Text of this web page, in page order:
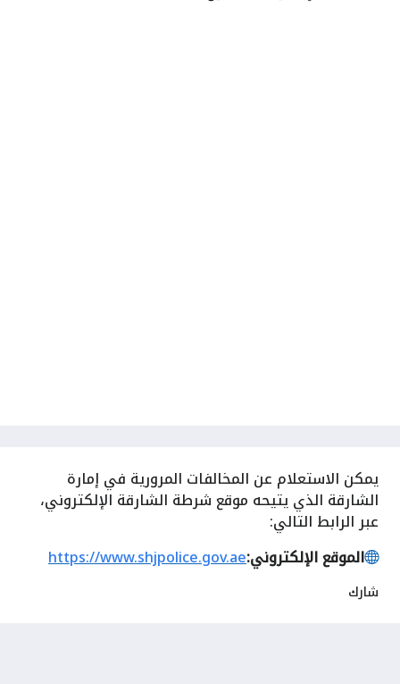
يمكن الاستعلام عن المخالفات المرورية في إمارة
الشارقة الذي يتيحه موقع شرطة الشارقة الإلكتروني،
عبر الرابط التالي:
الموقع الإلكتروني:https://www.shjpolice.gov.ae
شارك